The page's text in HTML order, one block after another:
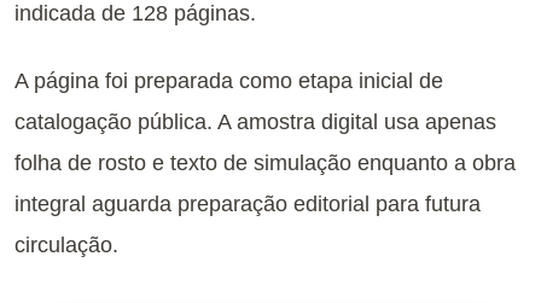
indicada de 128 páginas.
A página foi preparada como etapa inicial de
catalogação pública. A amostra digital usa apenas
folha de rosto e texto de simulação enquanto a obra
integral aguarda preparação editorial para futura
circulação.